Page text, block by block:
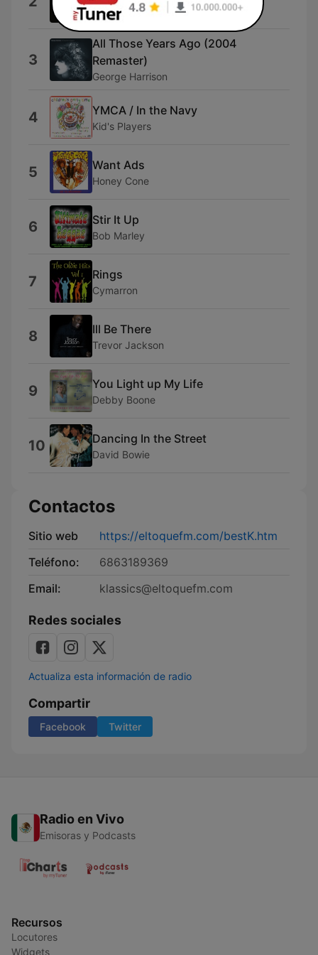
Zed
3
All Those Years Ago (2004
Remaster)
George Harrison
4 YMCA / In the Navy
Kid's Players
5 Want Ads
Honey Cone
6 Stir It Up
Bob Marley
7 Rings
Cymarron
8 Ill Be There
Trevor Jackson
9 You Light up My Life
Debby Boone
10 Dancing In the Street
David Bowie
Contactos
Sitio web
https://eltoquefm.com/bestK.htm
Teléfono:
6863189369
Email:
klassics@eltoquefm.com
Redes sociales
Actualiza esta información de radio
Compartir
Facebook Twitter
Radio en Vivo
Emisoras y Podcasts
Recursos
Locutores
Widgets